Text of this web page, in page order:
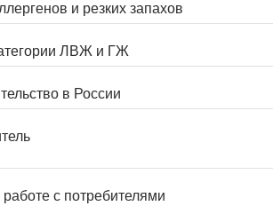
и резких запахов
ЛВЖ и ГЖ
в России
с потребителями